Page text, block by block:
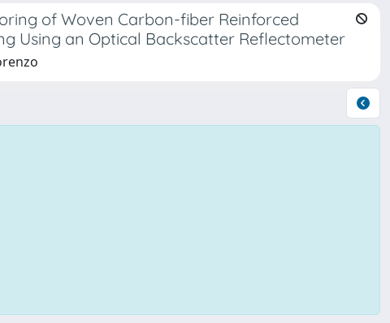
of Woven Carbon-fiber Reinforced
Using an Optical Backscatter Reflectometer